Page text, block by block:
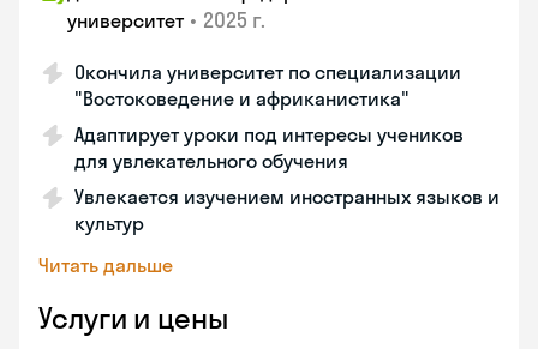
университет • 2025 г.
Окончила университет по специализации
"Востоковедение и африканистика"
Адаптирует уроки под интересы учеников
для увлекательного обучения
Увлекается изучением иностранных языков и
культур
Читать дальше
Услуги и цены